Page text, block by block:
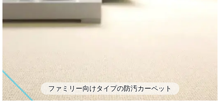
ファミリー向けタイプの防汚カーペット